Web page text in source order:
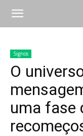
Signos
O
uma fase